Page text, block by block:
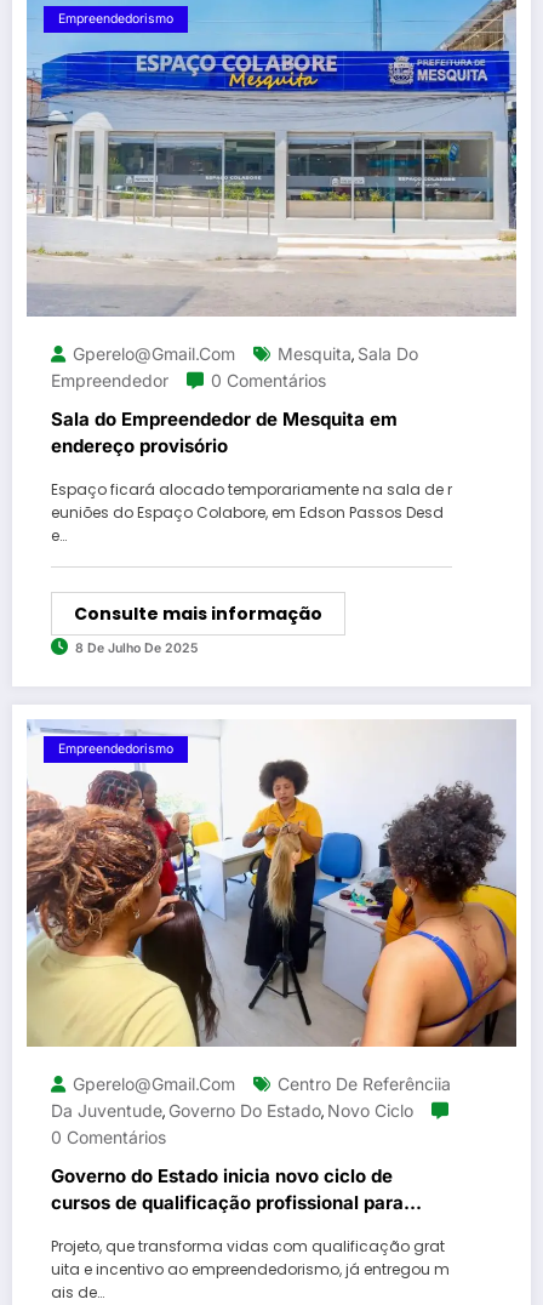
Empreendedorismo
Gperelo@gmail.com Mesquita, Sala Do
Empreendedor
0 Comentários
Sala do Empreendedor de Mesquita em
endereço provisório
Espaço ficará alocado temporariamente na sala de r
euniões do Espaço Colabore, em Edson Passos Desd
e…
Consulte mais informação
8 De Julho De 2025
Empreendedorismo
Gperelo@gmail.com
Centro De Referênciia
Da Juventude, Governo Do Estado, Novo Ciclo
0 Comentários
Governo do Estado inicia novo ciclo de
cursos de qualificação profissional para
Projeto, que transforma vidas com qualificação grat
uita e incentivo ao empreendedorismo, já entregou m
ais de…